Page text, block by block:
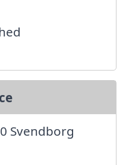
Svendborg